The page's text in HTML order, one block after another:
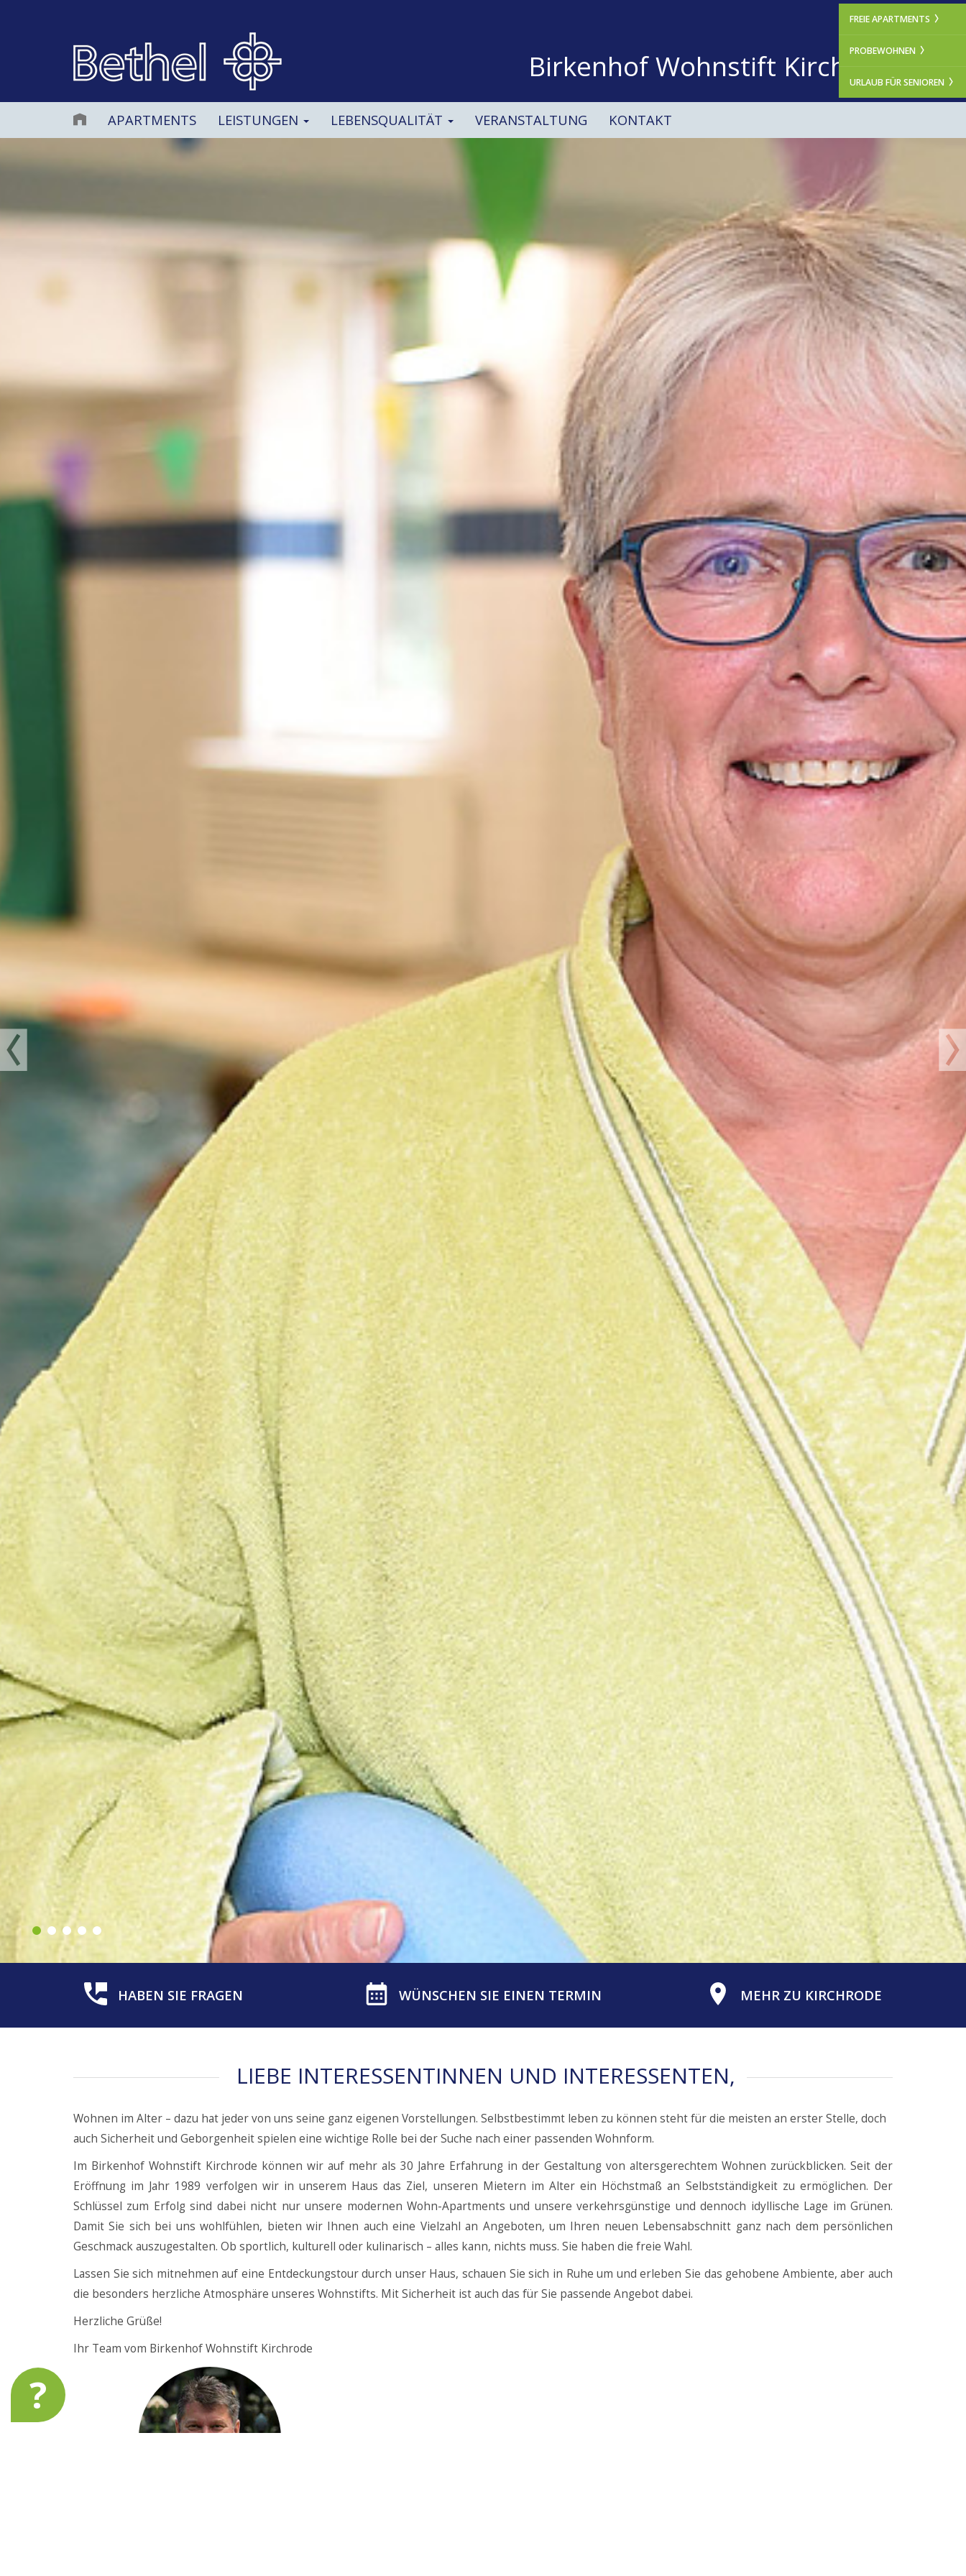
FREIE APARTMENTS
PROBEWOHNEN
URLAUB FÜR SENIOREN
Birkenhof Wohnstift Kirchrode
APARTMENTS LEISTUNGEN LEBENSQUALITÄT VERANSTALTUNG KONTAKT
HABEN SIE FRAGEN WÜNSCHEN SIE EINEN TERMIN MEHR ZU KIRCHRODE
LIEBE INTERESSENTINNEN UND INTERESSENTEN,
Wohnen im Alter – dazu hat jeder von uns seine ganz eigenen Vorstellungen. Selbstbestimmt leben zu können steht für die meisten an erster Stelle, doch
auch Sicherheit und Geborgenheit spielen eine wichtige Rolle bei der Suche nach einer passenden Wohnform.
Im Birkenhof Wohnstift Kirchrode können wir auf mehr als 30 Jahre Erfahrung in der Gestaltung von altersgerechtem Wohnen zurückblicken. Seit der
Eröffnung im Jahr 1989 verfolgen wir in unserem Haus das Ziel, unseren Mietern im Alter ein Höchstmaß an Selbstständigkeit zu ermöglichen. Der
Schlüssel zum Erfolg sind dabei nicht nur unsere modernen Wohn-Apartments und unsere verkehrsgünstige und dennoch idyllische Lage im Grünen.
Damit Sie sich bei uns wohlfühlen, bieten wir Ihnen auch eine Vielzahl an Angeboten, um Ihren neuen Lebensabschnitt ganz nach dem persönlichen
Geschmack auszugestalten. Ob sportlich, kulturell oder kulinarisch – alles kann, nichts muss. Sie haben die freie Wahl.
Lassen Sie sich mitnehmen auf eine Entdeckungstour durch unser Haus, schauen Sie sich in Ruhe um und erleben Sie das gehobene Ambiente, aber auch
die besonders herzliche Atmosphäre unseres Wohnstifts. Mit Sicherheit ist auch das für Sie passende Angebot dabei.
Herzliche Grüße!
Ihr Team vom Birkenhof Wohnstift Kirchrode
?